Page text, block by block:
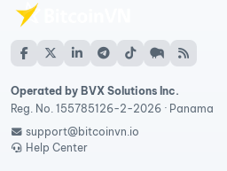
Operated by BVX Solutions Inc.
Reg. No. 155785126-2-2026 · Panama
support@bitcoinvn.io
Help Center